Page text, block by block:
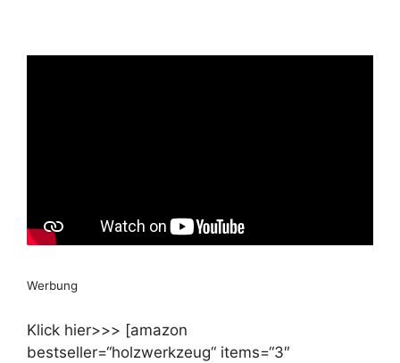
Werbung
Klick hier>>> [amazon
bestseller=“holzwerkzeug“ items=“3″